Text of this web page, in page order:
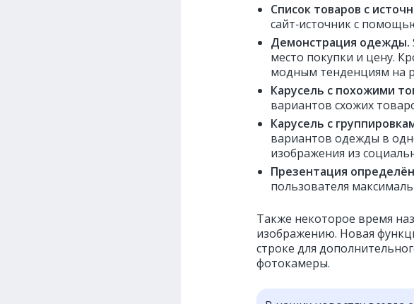
Список товаров с
сайт‑источник с
Демонстрация одежды.
место покупки и цену.
модным тенденциям на
Карусель с похожими
вариантов схожих
Карусель с
вариантов одежды в
изображения из
Презентация
пользователя
Также некоторое время
изображению. Новая
строке для
фотокамеры.